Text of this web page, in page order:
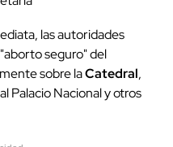
las autoridades
seguro" del
sobre laCatedral,
Palacio Nacional y otros